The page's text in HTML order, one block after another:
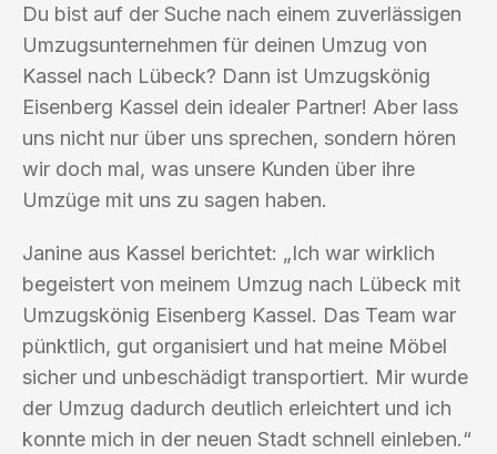
Du bist auf der Suche nach einem zuverlässigen
Umzugsunternehmen für deinen Umzug von
Kassel nach Lübeck? Dann ist Umzugskönig
Eisenberg Kassel dein idealer Partner! Aber lass
uns nicht nur über uns sprechen, sondern hören
wir doch mal, was unsere Kunden über ihre
Umzüge mit uns zu sagen haben.
Janine aus Kassel berichtet: „Ich war wirklich
begeistert von meinem Umzug nach Lübeck mit
Umzugskönig Eisenberg Kassel. Das Team war
pünktlich, gut organisiert und hat meine Möbel
sicher und unbeschädigt transportiert. Mir wurde
der Umzug dadurch deutlich erleichtert und ich
konnte mich in der neuen Stadt schnell einleben.“